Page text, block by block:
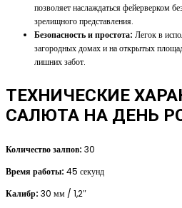
позволяет наслаждаться фейерверком
зрелищного представления.
Безопасность и простота: Легок в
загородных домах и на открытых
лишних забот.
ТЕХНИЧЕСКИЕ
САЛЮТА НА ДЕНЬ
Количество залпов: 30
Время работы: 45 секунд
Калибр: 30 мм / 1,2″